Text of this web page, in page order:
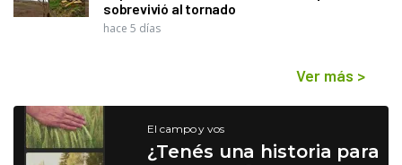
sobrevivió al tornado
hace 5 días
Ver más >
El campo y vos
¿Tenés una historia para